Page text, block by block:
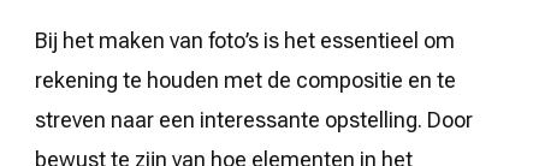
Bij het maken van foto’s is het essentieel om
rekening te houden met de compositie en te
streven naar een interessante opstelling. Door
bewust te zijn van hoe elementen in het